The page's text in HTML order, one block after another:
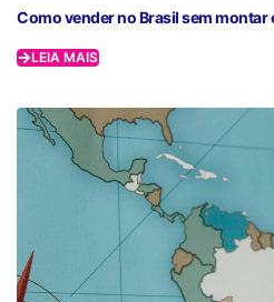
Como vender no Brasil sem
LEIA MAIS